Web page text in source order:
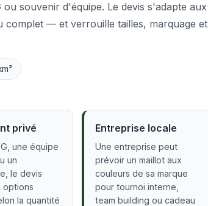
souvenir d'équipe. Le devis s'adapte aux
complet — et verrouille tailles, marquage et
privé
une équipe
un
le devis
options
la quantité
Entreprise locale
Une entreprise peut
prévoir un maillot aux
couleurs de sa marque
pour tournoi interne,
team building ou cadeau